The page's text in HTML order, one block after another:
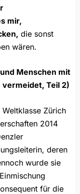
mir,
die sonst
wären.
Menschen mit
Teil 2)
Zürich
2014
deren
wurde sie
für die